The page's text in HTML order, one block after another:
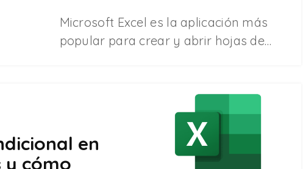
Microsoft Excel es la aplicación más
popular para crear y abrir hojas de…
en
y cómo